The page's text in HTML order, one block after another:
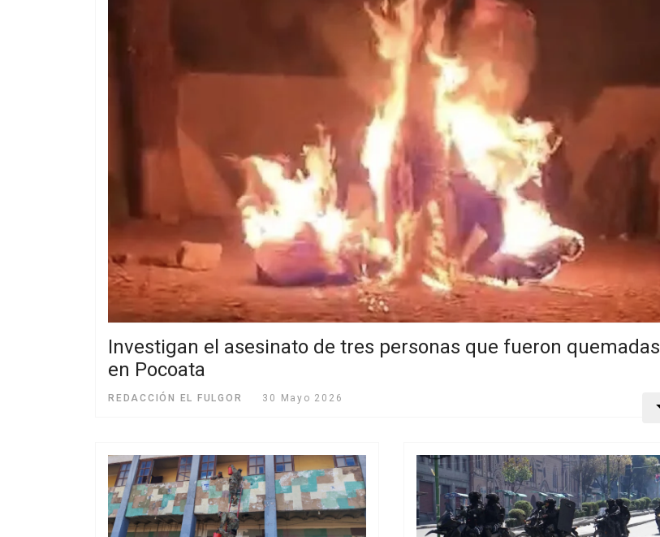
Investigan el asesinato de tres personas que fueron quemadas
en Pocoata
REDACCIÓN EL FULGOR 30 Mayo 2026